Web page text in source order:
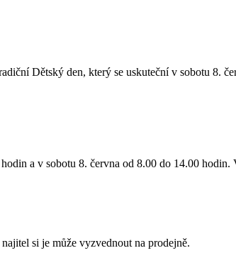
Dětský den, který se uskuteční v sobotu 8.
a v sobotu 8. června od 8.00 do 14.00
si je může vyzvednout na prodejně.